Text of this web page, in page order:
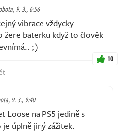
9. 3., 6:56
vibrace vždycky
žere baterku když to člověk
;)
10
9. 3., 9:40
Loose na PS5 jedině s
úplně jiný zážitek.